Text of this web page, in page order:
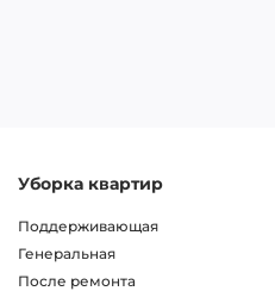
Уборка квартир
Поддерживающая
Генеральная
После ремонта